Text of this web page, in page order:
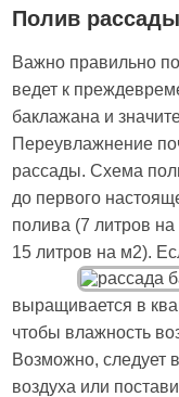
Полив
Важно правильно
ведет к
баклажана и
Переувлажнение
рассады. Схема
до первого
полива (7 литров
15 литров на м2).
выращивается в
чтобы влажность
Возможно, следует
воздуха или